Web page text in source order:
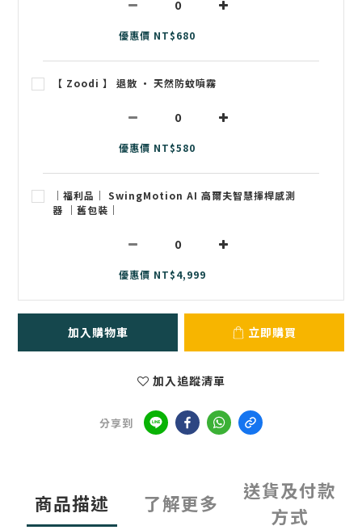
優惠價 NT$680
【 Zoodi 】 退散 • 天然防蚊噴霧
優惠價 NT$580
｜福利品｜ SwingMotion AI 高爾夫智慧揮桿感測
器 ｜舊包裝｜
優惠價 NT$4,999
加入購物車 立即購買
加入追蹤清單
分享到
商品描述 了解更多
送貨及付款
方式